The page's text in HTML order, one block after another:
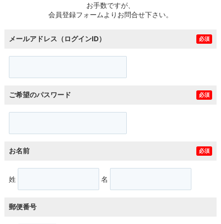
お手数ですが、
会員登録フォームよりお問合せ下さい。
メールアドレス（ログインID） 必須
ご希望のパスワード 必須
お名前 必須
姓 名
郵便番号